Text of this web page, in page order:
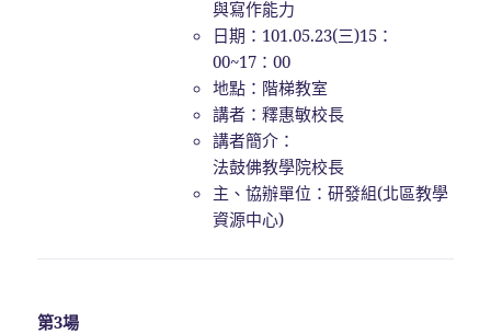
與寫作能力
日期：101.05.23(三)15：
00~17：00
地點：階梯教室
講者：釋惠敏校長
講者簡介：
法鼓佛教學院校長
主、協辦單位：研發組(北區教學
資源中心)
第3場